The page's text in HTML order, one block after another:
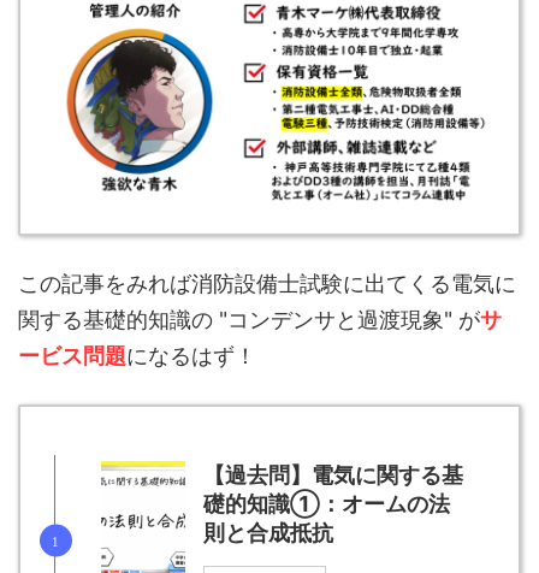
この記事をみれば消防設備士試験に出てくる電気に
関する基礎的知識の "コンデンサと過渡現象" がサ
ービス問題になるはず！
【過去問】電気に関する基
礎的知識①：オームの法
則と合成抵抗